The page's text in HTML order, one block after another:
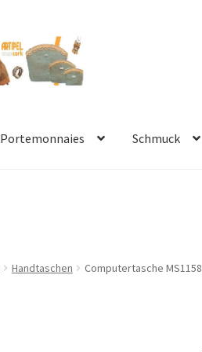
Portemonnaies Schmuck
Handtaschen Computertasche MS1158